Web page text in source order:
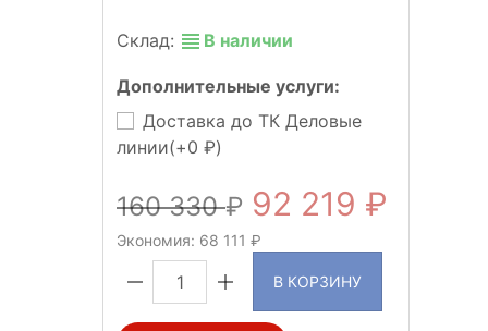
Склад: В наличии
Дополнительные услуги:
Доставка до ТК Деловые
линии(+0 )
160 330 92 219
Экономия: 68 111
В КОРЗИНУ